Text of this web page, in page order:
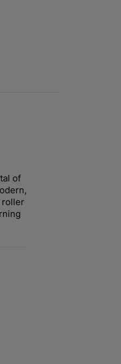
of
roller